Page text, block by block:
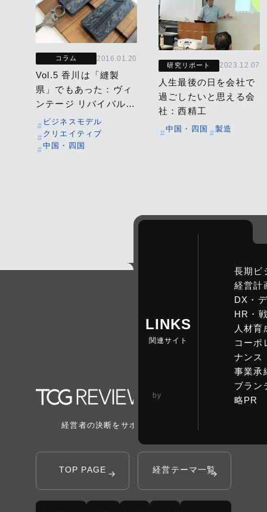
コラム 2016.01.20
Vol.5 香川は「縫製
県」でもあった：ヴィ
ンテージ リバイバル
プロダクションズ｜川
北縫製｜ウインセス
ビジネスモデル
クリエイティブ
中国・四国
研究リポート 2023.12.07
人生最後の日を会社で
過ごしたいと思える会
社：西精工
中国・四国 製造
LINKS
関連サイト
長期ビ
経営計
DX・
HR・
人材育
コーポ
ナンス
事業承
ブラン
略PR
by
経営者の決断をサポートするメディア
TOP PAGE 経営テーマ一覧